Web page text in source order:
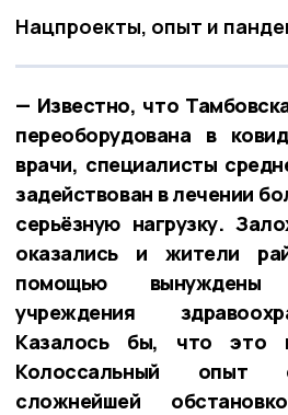
Нацпроекты, опыт и
— Известно, что
переоборудована в
врачи, специалисты
задействован в лечении
серьёзную нагрузку.
оказались и жители
помощью
учреждения
Казалось бы, что это
Колоссальный опыт
сложнейшей